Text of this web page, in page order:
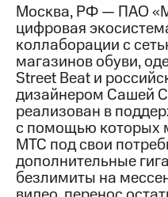
Медиа-центр
Пресс-
релизы
МТС
о технологиях
Достижения
Интервью
Финансовая
отчетность
Москва, РФ — ПАО
цифровая
коллаборации с
магазинов обуви,
Street Beat и
дизайнером Сашей
реализован в
с помощью которых
МТС под свои
дополнительные
безлимиты на